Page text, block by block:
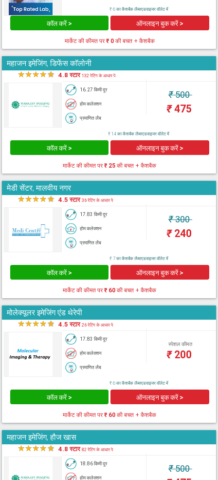
₹ 6 का कैशबैक लैब्सएडवाइजर वॉलेट में
कॉल करें > ऑनलाइन बुक करें >
मार्केट की कीमत पर₹ 0की बचत + कैशबैक
महाजन इमेजिंग, डिफेंस कॉलोनी
★★★★★ 4.8 स्टार132 रेटिंग के आधार पे
16.27 किमी दूर
होम कलेक्शन
प्रमाणित लैब
₹500
₹475
₹ 14 का कैशबैक लैब्सएडवाइजर वॉलेट में
कॉल करें > ऑनलाइन बुक करें >
मार्केट की कीमत पर₹ 25 की बचत + कैशबैक
मेडी सेंटर, मालवीय नगर
★★★★★ 4.5 स्टार36 रेटिंग के आधार पे
17.83 किमी दूर
होम कलेक्शन
प्रमाणित लैब
₹300
₹240
₹ 7 का कैशबैक लैब्सएडवाइजर वॉलेट में
कॉल करें > ऑनलाइन बुक करें >
मार्केट की कीमत पर₹ 60 की बचत + कैशबैक
मोलेक्यूलर इमेजिंग एंड थेरेपी
★★★★★ 4.5 स्टार26 रेटिंग के आधार पे
17.83 किमी दूर
होम कलेक्शन
प्रमाणित लैब
स्पेशल कीमत
₹200
₹ 6 का कैशबैक लैब्सएडवाइजर वॉलेट में
कॉल करें > ऑनलाइन बुक करें >
मार्केट की कीमत पर₹ 60 की बचत + कैशबैक
महाजन इमेजिंग, हौज खास
★★★★★ 4.8 स्टार82 रेटिंग के आधार पे
18.86 किमी दूर
होम कलेक्शन
₹500